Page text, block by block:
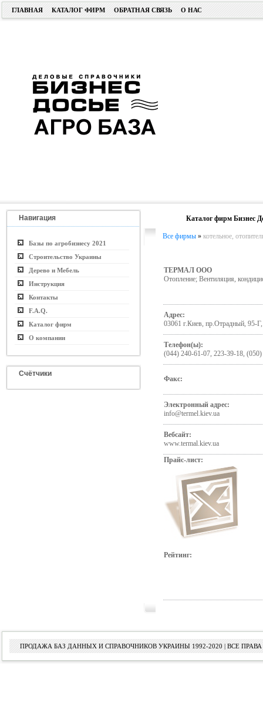
ГЛАВНАЯ КАТАЛОГ ФИРМ ОБРАТНАЯ СВЯЗЬ О НАС
Навигация
Базы по агробизнесу 2021
Строительство Украины
Дерево и Мебель
Инструкция
Контакты
F.A.Q.
Каталог фирм
О компании
Счётчики
Каталог фирм Бизнес
Все фирмы » котельное,
ТЕРМАЛ ООО
Отопление; Вентиляция,
Адрес:
03061 г.Киев, пр.Отрадный, 95-
Телефон(ы):
(044) 240-61-07, 223-39-18,
Факс:
Электронный адрес:
info@termel.kiev.ua
Вебсайт:
www.termal.kiev.ua
Прайс-лист:
Рейтинг:
ПРОДАЖА БАЗ ДАННЫХ И СПРАВОЧНИКОВ УКРАИНЫ 1992-2020 | ВСЕ